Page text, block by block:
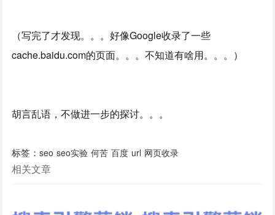
（写完了才发现。。。好像Google收录了一些
cache.baidu.com的页面。。。不知道有啥用。。。）
胡言乱语，不做进一步的探讨。。。
标签：seo seo实验 何苦 百度 url 网页收录
相关文章